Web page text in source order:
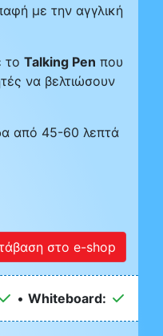
με την αγγλική
το Talking Pen που
να βελτιώσουν
από 45-60 λεπτά
στο e-shop
• Whiteboard: